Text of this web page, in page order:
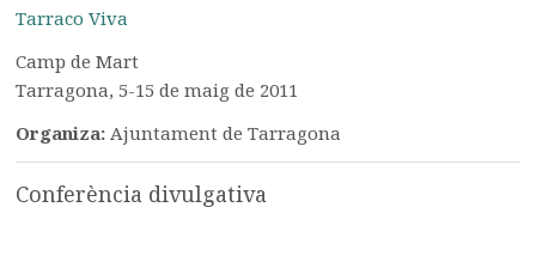
Tarraco Viva
Camp de Mart
Tarragona, 5-15 de maig de 2011
Organiza:Ajuntament de Tarragona
Conferència divulgativa